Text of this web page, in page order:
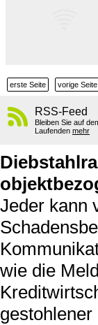
erste Seite vorige Seite
RSS-Feed
Bleiben Sie auf
Laufenden mehr
Jeder kann
wie die
gestohlener